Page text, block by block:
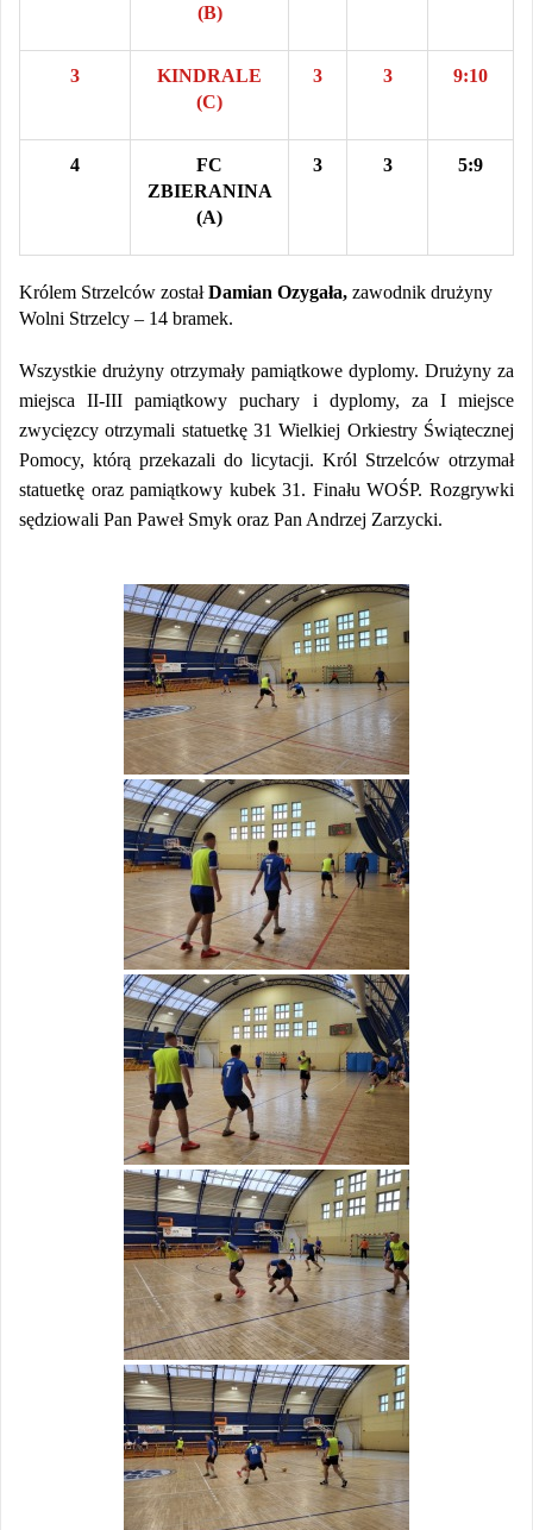
(B)
3
KINDRALE
(C)
3 3 9:10
4
FC
ZBIERANINA
(A)
3 3 5:9
Królem Strzelców zostałDamian Ozygała, zawodnik drużyny
Wolni Strzelcy – 14 bramek.
Wszystkie drużyny otrzymały pamiątkowe dyplomy. Drużyny za
miejsca II-III pamiątkowy puchary i dyplomy, za I miejsce
zwycięzcy otrzymali statuetkę 31 Wielkiej Orkiestry Świątecznej
Pomocy, którą przekazali do licytacji. Król Strzelców otrzymał
statuetkę oraz pamiątkowy kubek 31. Finału WOŚP. Rozgrywki
sędziowali Pan Paweł Smyk oraz Pan Andrzej Zarzycki.